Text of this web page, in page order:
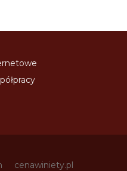
cenawiniety.pl